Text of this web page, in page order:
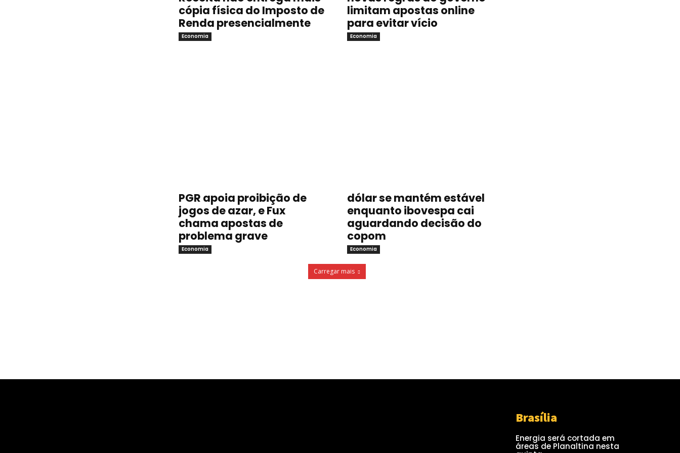
cópia física do Imposto de
Renda presencialmente
Economia
limitam apostas online
para evitar vício
Economia
PGR apoia proibição de
jogos de azar, e Fux
chama apostas de
problema grave
Economia
dólar se mantém estável
enquanto ibovespa cai
aguardando decisão do
copom
Economia
Carregar mais
Brasília
Energia será cortada em
áreas de Planaltina nesta